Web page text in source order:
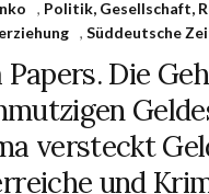
, Politik, Gesellschaft,
, Süddeutsche
Papers. Die
versteckt
und